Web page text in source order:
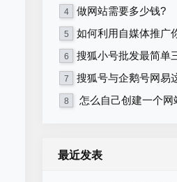
4 做网站需要多少钱?
5 如何利用自媒体推广
6 搜狐小号批发最简单
7 搜狐号与企鹅号网易这些自媒
8 怎么自己创建一个网站
最近发表